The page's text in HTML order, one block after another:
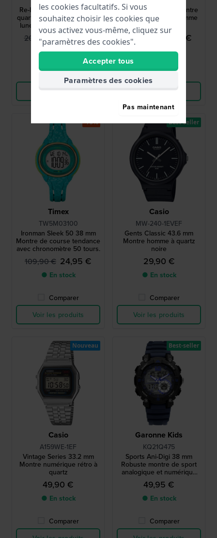
Re-Issue 38 mm Montre à
quartz au design rétro avec
lunette Pepsi et affichage
jour-date
209,00 € 99,95 €
● En stock
Comparer
Voir les produits
RL429AX9 42 mm Montre
automatique pour homme
avec jour et date
149,00 € 74,95 €
● En stock
Comparer
Voir les produits
Timex
TW5M03100
Ironman Sleek 50 38 mm
Montre de course tendance
avec chronomètre 50 tours.
109,90 € 24,95 €
● En stock
Comparer
Voir les produits
-75%
Casio
MW-240-1EVEF
Gents Classic 43.6 mm
Montre homme à quartz
noire
29,90 €
● En stock
Comparer
Voir les produits
Best-seller
Casio
A159WE-1EF
Vintage Series 33.2 mm
Montre numérique rétro à
quartz
49,90 €
● En stock
Comparer
Nouveau
Garonne Kids
KQ21Q475
Sports Ani-Digi 38 mm
Robuste montre de sport
analogique et numérique
pour garçons
49,95 €
● En stock
Comparer
Best-seller
les cookies facultatifs. Si vous
souhaitez choisir les cookies que
vous activez vous-même, cliquez sur
"paramètres des cookies".
Accepter tous
Paramètres des cookies
Pas maintenant